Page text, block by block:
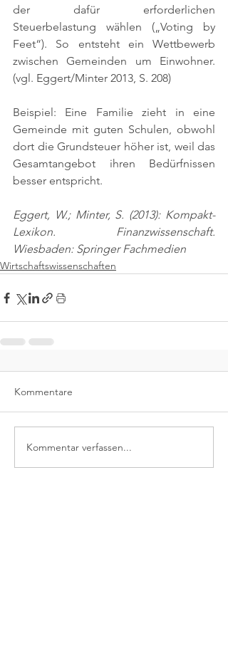
der dafür erforderlichen
Steuerbelastung wählen („Voting by
Feet“). So entsteht ein Wettbewerb
(vgl. Eggert/Minter 2013, S. 208)
Beispiel: Eine Familie zieht in eine
Gemeinde mit guten Schulen, obwohl
dort die Grundsteuer höher ist, weil das
Gesamtangebot ihren Bedürfnissen
besser entspricht.
Eggert, W.; Minter, S. (2013): Kompakt-
Lexikon. Finanzwissenschaft.
Wiesbaden: Springer Fachmedien
Wirtschaftswissenschaften
Kommentare
Kommentar verfassen...